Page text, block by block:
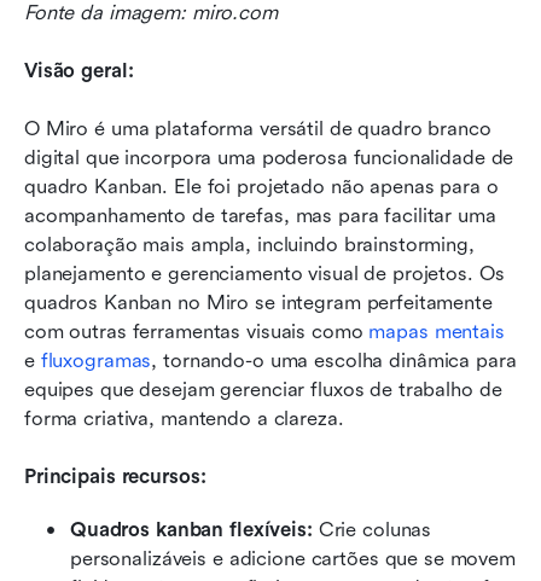
Fonte da imagem: miro.com
Visão geral:
O Miro é uma plataforma versátil de quadro branco
digital que incorpora uma poderosa funcionalidade de
quadro Kanban. Ele foi projetado não apenas para o
acompanhamento de tarefas, mas para facilitar uma
colaboração mais ampla, incluindo brainstorming,
planejamento e gerenciamento visual de projetos. Os
quadros Kanban no Miro se integram perfeitamente
com outras ferramentas visuais como mapas mentais
e fluxogramas, tornando-o uma escolha dinâmica para
equipes que desejam gerenciar fluxos de trabalho de
forma criativa, mantendo a clareza.
Principais recursos:
Quadros kanban flexíveis: Crie colunas
personalizáveis e adicione cartões que se movem